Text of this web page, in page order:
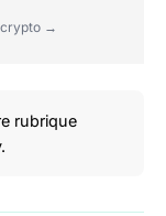
crypto →
rubrique